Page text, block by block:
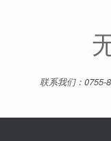
联系我们：0755-